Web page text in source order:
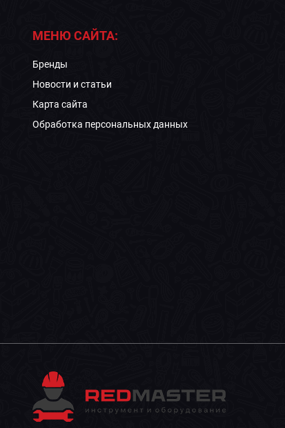
МЕНЮ САЙТА:
Бренды
Новости и статьи
Карта сайта
Обработка персональных данных